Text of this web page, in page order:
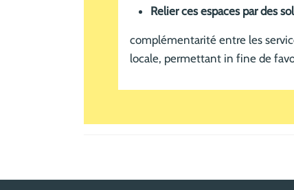
Relier ces espaces par des
complémentarité entre les
locale, permettant in fine de